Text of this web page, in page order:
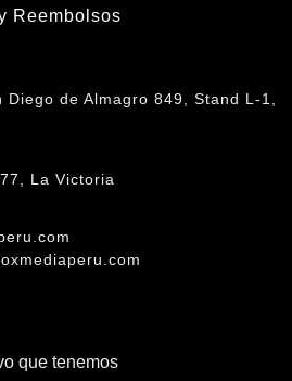
Reembolsos
Diego de Almagro 849, Stand L-1,
La Victoria
que tenemos